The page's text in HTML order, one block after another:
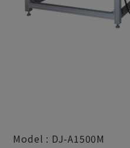
Model : DJ-A1500M